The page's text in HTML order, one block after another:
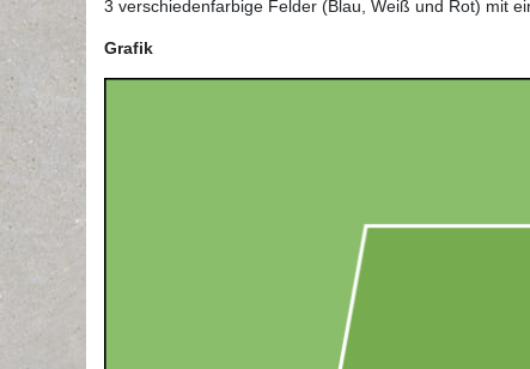
3 verschiedenfarbige Felder (Blau, Weiß und Rot) mit
Grafik